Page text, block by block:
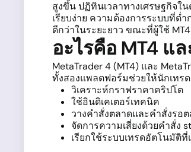
สูงขึ้น ปฏิทินเวลาทางเศรษฐกิจใ
เรียบง่าย ความต้องการระบบที่ต่
ดีกว่าในระยะยาว ขณะที่ผู้ใช้
อะไรคือ MT4 แล
MetaTrader 4 (MT4) และ
ทั้งสองแพลตฟอร์มช่วยให้นักเทร
วิเคราะห์กราฟราคาคริปโต
ใช้อินดิเคเตอร์เทคนิค
วางคำสั่งตลาดและคำสั่งรอ
จัดการความเสี่ยงด้วยคำสั่ง
เรียกใช้ระบบเทรดอัตโนมัติที่